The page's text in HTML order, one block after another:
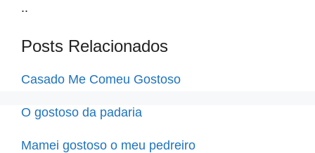
..
Posts Relacionados
Casado Me Comeu Gostoso
O gostoso da padaria
Mamei gostoso o meu pedreiro